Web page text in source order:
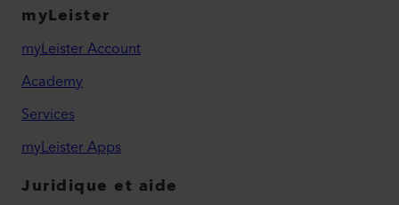
myLeister
myLeister Account
Academy
Services
myLeister Apps
Juridique et aide